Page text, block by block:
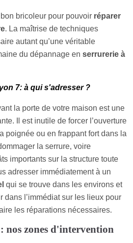
bon bricoleur pour pouvoir réparer
. La maîtrise de techniques
autant qu’une véritable
du dépannage enserrurerie à
7: à qui s'adresser ?
la porte de votre maison est une
Il est inutile de forcer l’ouverture
poignée ou en frappant fort dans la
la serrure, voire
importants sur la structure toute
adresser immédiatement à un
qui se trouve dans les environs et
dans l’immédiat sur les lieux pour
les réparations nécessaires.
nos zones d'intervention